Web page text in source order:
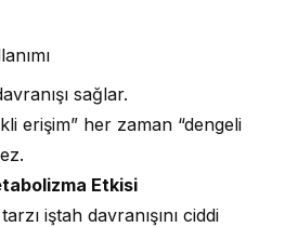
sağlar.
erişim” her zaman “dengeli
Etkisi
iştah davranışını ciddi